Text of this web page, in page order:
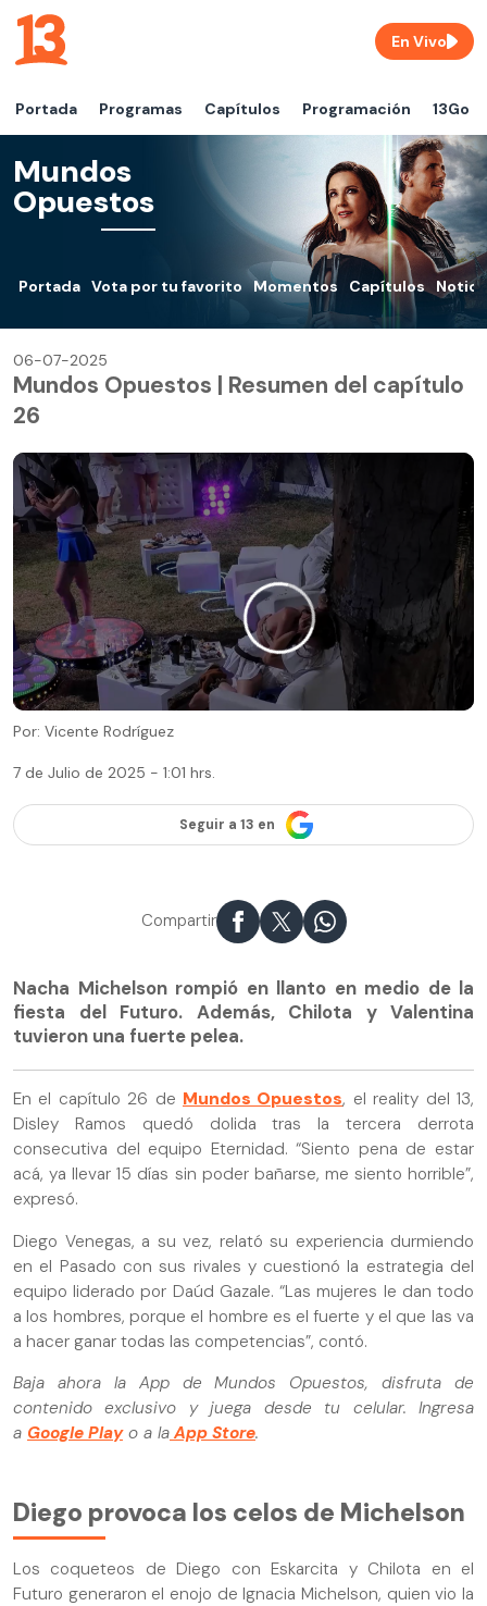
Portada Programas Capítulos Programación 13Go
En Vivo
Mundos
Opuestos
Portada Vota por tu favorito Momentos Capítulos
06-07-2025
Mundos Opuestos | Resumen del capítulo
26
Por: Vicente Rodríguez
7 de Julio de 2025 - 1:01 hrs.
Seguir a 13 en
Compartir
Nacha Michelson rompió en llanto en medio de la
fiesta del Futuro. Además, Chilota y Valentina
tuvieron una fuerte pelea.
En el capítulo 26 de Mundos Opuestos, el reality del 13,
Disley Ramos quedó dolida tras la tercera derrota
consecutiva del equipo Eternidad. “Siento pena de estar
acá, ya llevar 15 días sin poder bañarse, me siento horrible”,
expresó.
Diego Venegas, a su vez, relató su experiencia durmiendo
en el Pasado con sus rivales y cuestionó la estrategia del
equipo liderado por Daúd Gazale. “Las mujeres le dan todo
a los hombres, porque el hombre es el fuerte y el que las va
a hacer ganar todas las competencias”, contó.
Baja ahora la App de Mundos Opuestos, disfruta de
contenido exclusivo y juega desde tu celular. Ingresa
a Google Playo a laApp Store.
Diego provoca los celos de Michelson
Los coqueteos de Diego con Eskarcita y Chilota en el
Futuro generaron el enojo de Ignacia Michelson, quien vio la